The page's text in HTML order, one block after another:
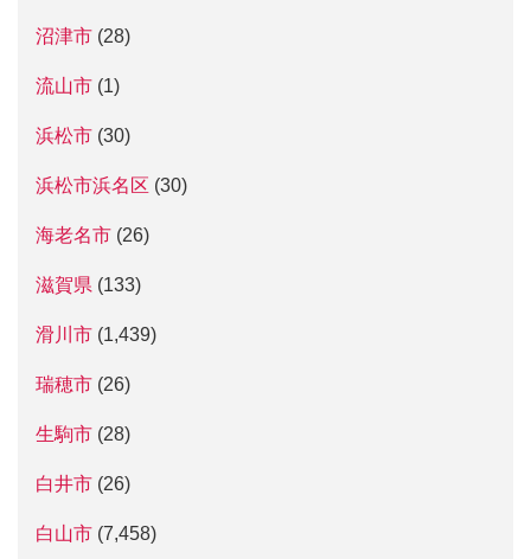
沼津市 (28)
流山市 (1)
浜松市 (30)
浜松市浜名区 (30)
海老名市 (26)
滋賀県 (133)
滑川市 (1,439)
瑞穂市 (26)
生駒市 (28)
白井市 (26)
白山市 (7,458)